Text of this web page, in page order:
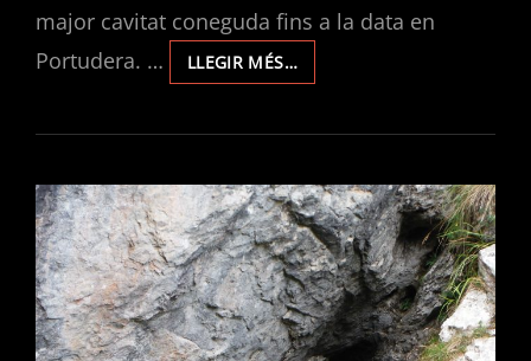
major cavitat coneguda fins a la data en
Portudera. …
LLEGIR MÉS…EXPLORACIONS
EN
2022